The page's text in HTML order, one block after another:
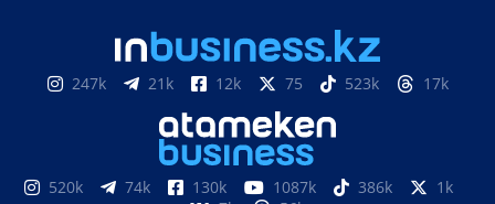
247k 21k 12k 75 523k 17k
520k 74k 130k 1087k 386k
1k